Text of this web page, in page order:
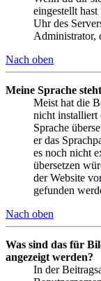
eingestellt
Uhr des
Administrator,
Nach oben
Meine Sprache
Meist hat die
nicht installiert
Sprache
er das
es noch nicht
übersetzen
der Website
gefunden
Nach oben
Was sind das für
angezeigt werden?
In der